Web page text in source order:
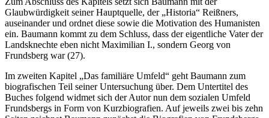
Glaubwürdigkeit seiner Hauptquelle, der „Historia“ Reißners,
auseinander und ordnet diese sowie die Motivation des Humanisten
ein. Baumann kommt zu dem Schluss, dass der eigentliche Vater der
Landsknechte eben nicht Maximilian I., sondern Georg von
Frundsberg war (27).
Im zweiten Kapitel „Das familiäre Umfeld“ geht Baumann zum
biografischen Teil seiner Untersuchung über. Dem Untertitel des
Buches folgend widmet sich der Autor nun dem sozialen Umfeld
Frundsbergs in Form von Kurzbiografien. Auf jeweils zwei bis zehn